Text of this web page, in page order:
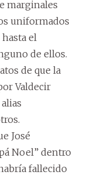
marginales
uniformados
el
de ellos.
de que la
Valdecir
José
Noel” dentro
fallecido